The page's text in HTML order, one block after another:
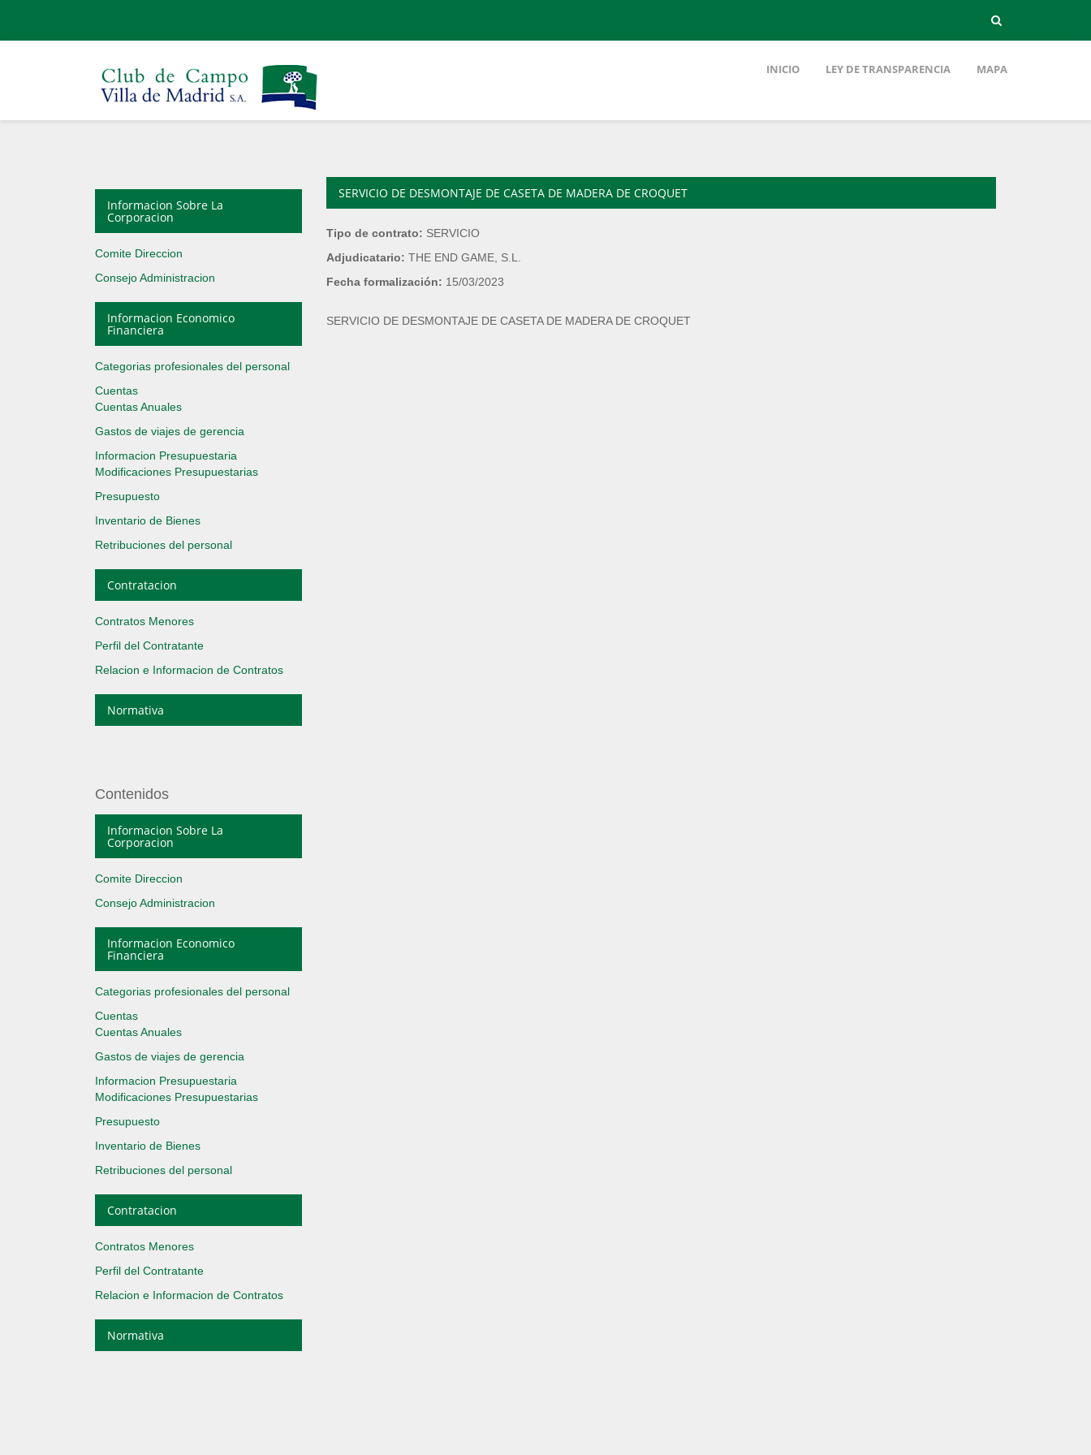
INICIO LEY DE TRANSPARENCIA MAPA
Informacion Sobre La
Corporacion
Comite Direccion
Consejo Administracion
Informacion Economico
Financiera
Categorias profesionales del personal
Cuentas
Cuentas Anuales
Gastos de viajes de gerencia
Informacion Presupuestaria
Modificaciones Presupuestarias
Presupuesto
Inventario de Bienes
Retribuciones del personal
Contratacion
Contratos Menores
Perfil del Contratante
Relacion e Informacion de Contratos
Normativa
Contenidos
Informacion Sobre La
Corporacion
Comite Direccion
Consejo Administracion
Informacion Economico
Financiera
Categorias profesionales del personal
Cuentas
Cuentas Anuales
Gastos de viajes de gerencia
Informacion Presupuestaria
Modificaciones Presupuestarias
Presupuesto
Inventario de Bienes
Retribuciones del personal
Contratacion
Contratos Menores
Perfil del Contratante
Relacion e Informacion de Contratos
Normativa
SERVICIO DE DESMONTAJE DE CASETA DE MADERA DE CROQUET
Tipo de contrato: SERVICIO
Adjudicatario: THE END GAME, S.L.
Fecha formalización: 15/03/2023
SERVICIO DE DESMONTAJE DE CASETA DE MADERA DE CROQUET